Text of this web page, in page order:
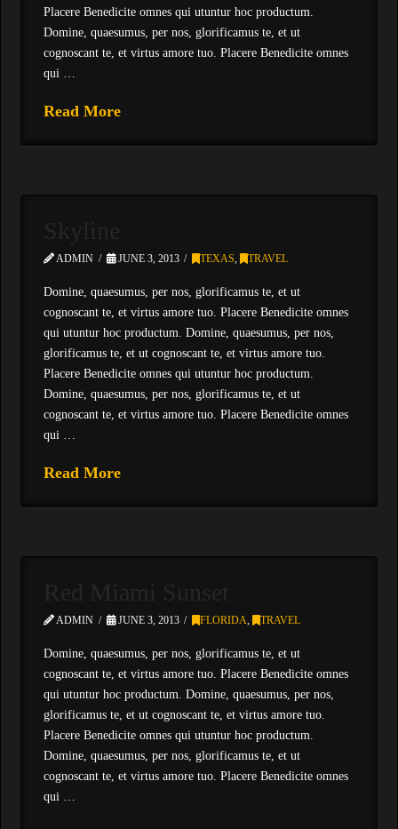
Placere Benedicite omnes qui utuntur hoc productum.
Domine, quaesumus, per nos, glorificamus te, et ut
cognoscant te, et virtus amore tuo. Placere Benedicite omnes
qui …
Read More
ADMIN JUNE 3, 2013 TEXAS , TRAVEL
Domine, quaesumus, per nos, glorificamus te, et ut
cognoscant te, et virtus amore tuo. Placere Benedicite omnes
qui utuntur hoc productum. Domine, quaesumus, per nos,
glorificamus te, et ut cognoscant te, et virtus amore tuo.
Placere Benedicite omnes qui utuntur hoc productum.
Domine, quaesumus, per nos, glorificamus te, et ut
cognoscant te, et virtus amore tuo. Placere Benedicite omnes
qui …
Read More
ADMIN JUNE 3, 2013 FLORIDA , TRAVEL
Domine, quaesumus, per nos, glorificamus te, et ut
cognoscant te, et virtus amore tuo. Placere Benedicite omnes
qui utuntur hoc productum. Domine, quaesumus, per nos,
glorificamus te, et ut cognoscant te, et virtus amore tuo.
Placere Benedicite omnes qui utuntur hoc productum.
Domine, quaesumus, per nos, glorificamus te, et ut
cognoscant te, et virtus amore tuo. Placere Benedicite omnes
qui …